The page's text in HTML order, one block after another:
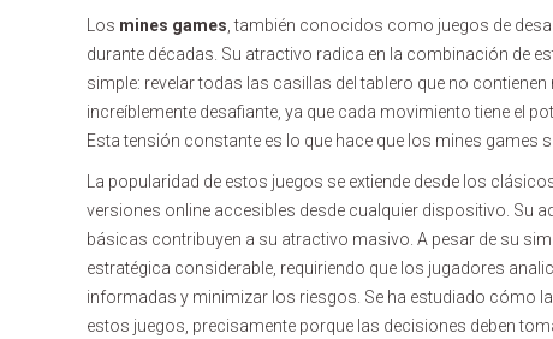
Los mines games , también conocidos como juegos de
durante décadas. Su atractivo radica en la combinación de
simple: revelar todas las casillas del tablero que no
increíblemente desafiante, ya que cada movimiento tiene el
Esta tensión constante es lo que hace que los mines games
La popularidad de estos juegos se extiende desde los
versiones online accesibles desde cualquier dispositivo. Su
básicas contribuyen a su atractivo masivo. A pesar de su
estratégica considerable, requiriendo que los jugadores
informadas y minimizar los riesgos. Se ha estudiado cómo
estos juegos, precisamente porque las decisiones deben